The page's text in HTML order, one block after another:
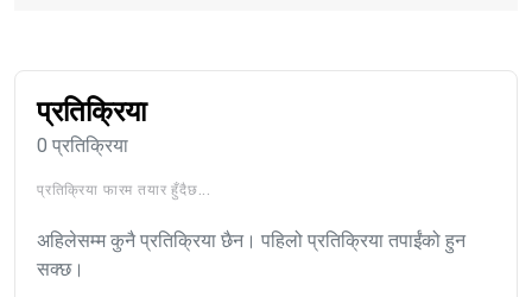
प्रतिक्रिया
0 प्रतिक्रिया
प्रतिक्रिया फारम तयार हुँदैछ...
अहिलेसम्म कुनै प्रतिक्रिया छैन। पहिलो प्रतिक्रिया तपाईंको हुन
सक्छ।